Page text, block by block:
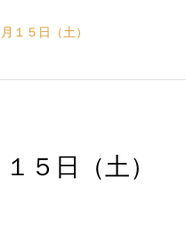
１５日（土）
５日（土）